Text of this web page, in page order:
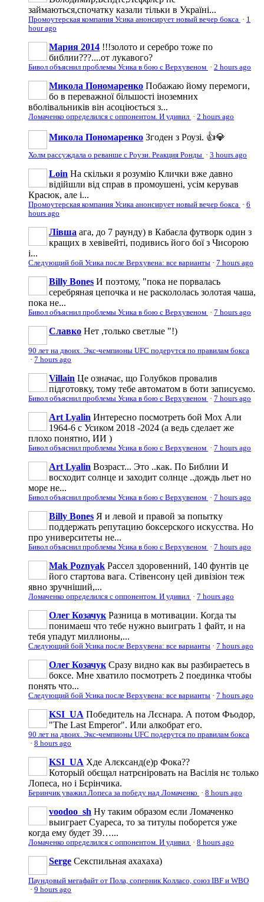
займаються,спочатку казали тільки в Україні...
Промоутерская компания Усика анонсирует новый вечер бокса · 1
hour ago
Мария 2014 !!!золото и серебро тоже по
библии???....от лукавого?
Бивол объяснил проблемы Усика в бою с Верхувеном · 2 hours ago
Микола Пономаренко Побажаю йому перемоги,
бо в переважної більшості іноземних
вболівальників він асоціюється з...
Ломаченко определился с оппонентом. И удивил · 2 hours ago
Микола Пономаренко Згоден з Роузі. 👍💎
Холм рассуждала о реванше с Роузи. Реакция Ронды · 3 hours ago
Loin На скільки я розумію Клички вже давно
відійшли від справ в промоушені, усім керував
Красюк, але і...
Промоутерская компания Усика анонсирует новый вечер бокса · 6
hours ago
Лівша ага, до 7 раунду) в Кабаєла футворк один з
кращих в хевівейті, подивись його бої з Чисорою
і...
Следующий бой Усика после Верхувена: все варианты · 7 hours ago
Billy Bones И поэтому, "пока не порвалась
серебряная цепочка и не раскололась золотая чаша,
пока не...
Бивол объяснил проблемы Усика в бою с Верхувеном · 7 hours ago
Славко Нет ,только светлые "!)
90 лет на двоих. Экс-чемпионы UFC подерутся по правилам бокса
· 7 hours ago
Villain Це означає, що Голубков провалив
підготовку, тому тебе автоматом в боти записуємо.
Бивол объяснил проблемы Усика в бою с Верхувеном · 7 hours ago
Art Lyalin Интересно посмотреть бой Мох Али
1964-6 с Усиком 2018 -2024 (а ведь сделает же
плохо понятно, ИИ )
Бивол объяснил проблемы Усика в бою с Верхувеном · 7 hours ago
Art Lyalin Возраст... Это ..как. По Библии И
восходит солнце и заходит солнце ..дождь льет но
море не...
Бивол объяснил проблемы Усика в бою с Верхувеном · 7 hours ago
Billy Bones Я и левой и правой за попытку
поддержать репутацию боксерского искусства. Но
про университеты не...
Бивол объяснил проблемы Усика в бою с Верхувеном · 7 hours ago
Mak Poznyak Рассел здоровенний, 140 фунтів це
його стартова вага. Стівенсону цей дивізіон теж
явно зручніший,...
Ломаченко определился с оппонентом. И удивил · 7 hours ago
Олег Козачук Разница в мотивации. Когда ты
понимаеш что тебе нужно выиграть 1 файт, и на
тебя упадут миллионы,...
Следующий бой Усика после Верхувена: все варианты · 7 hours ago
Олег Козачук Сразу видно как вы разбираетесь в
боксе. Мне хватило посмотреть 2 поединка чтобы
понять что...
Следующий бой Усика после Верхувена: все варианты · 7 hours ago
KSI_UA Победитель на Лєснара. А потом Фьодор,
"The Last Emperor". Или алкобрат его.
90 лет на двоих. Экс-чемпионы UFC подерутся по правилам бокса
· 8 hours ago
KSI_UA Хде Алєксанд(е)р Фока??
Которьій обєщал натрєніровать на Васілія нє только
Лопеса, но і Бєрінчика.
Беринчик уважил Лопеса за победу над Ломаченко · 8 hours ago
voodoo_sh Ну таким образом если Ломаченко
выиграет Суареса, то за титулы поборется уже
когда ему будет 39…...
Ломаченко определился с оппонентом. И удивил · 8 hours ago
Serge Секспильная ахахаха)
Паундовый мегафайт от Пола, соперник Колласо, союз IBF и WBO
· 9 hours ago